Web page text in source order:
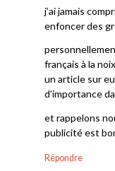
j’ai jamais
enfoncer des
français à la
un article sur
d’importance
et rappelons
publicité est
Répondre